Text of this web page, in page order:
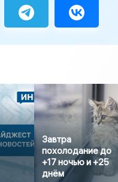
Завтра
похолодание до
+17 ночью и +25
днём